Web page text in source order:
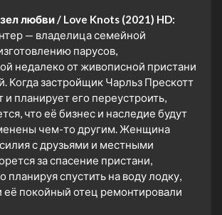
любви / Love Knots (2021) HD:
— владелица семейной
парусов,
недалеко от живописной пристани
Когда застройщик Чарльз Прескотт
и планирует его переустроить,
что её бизнес и наследие будут
чем-то другим. Женщина
с друзьями и местными
за спасение пристани,
планируя спустить на воду лодку,
её покойный отец ремонтировали